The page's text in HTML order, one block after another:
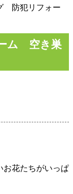
防犯リフォー
ム 空き巣
お花たちがいっぱ